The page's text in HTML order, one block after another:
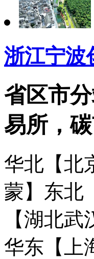
浙江宁波
省区市
易所，
华北【北
蒙】 东北
【湖北
华东【上